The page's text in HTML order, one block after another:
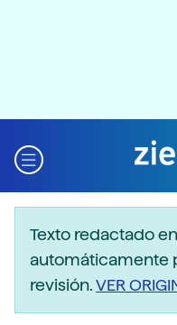
Texto redactado
automáticamente
revisión.VER